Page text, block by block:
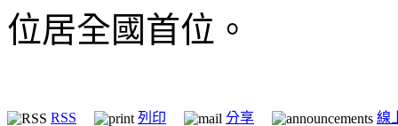
位居全國首位。
RSS 列印 分享 線